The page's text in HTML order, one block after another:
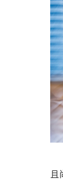
且